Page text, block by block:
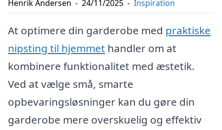
Henrik Andersen - 24/11/2025 - Inspiration
At optimere din garderobe med praktiske
nipsting til hjemmet handler om at
kombinere funktionalitet med æstetik.
Ved at vælge små, smarte
opbevaringsløsninger kan du gøre din
garderobe mere overskuelig og effektiv